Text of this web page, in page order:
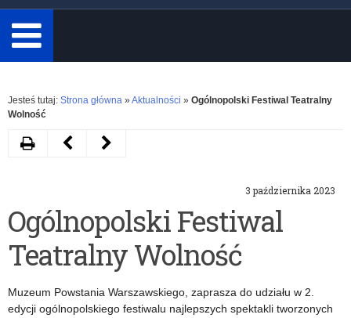
minimum
3
znaki.
Rozwiń
Jesteś tutaj: Strona główna » Aktualności » Ogólnopolski Festiwal Teatralny
Wolność
3 października 2023
Ogólnopolski Festiwal
Teatralny Wolność
Muzeum Powstania Warszawskiego, zaprasza do udziału w 2.
edycji ogólnopolskiego festiwalu najlepszych spektakli tworzonych
DrukujNastępny
Konkurs
Plastyczny
„Mikołaj
Kopernik
Poprzedni
wiedzy
o
życiu
i